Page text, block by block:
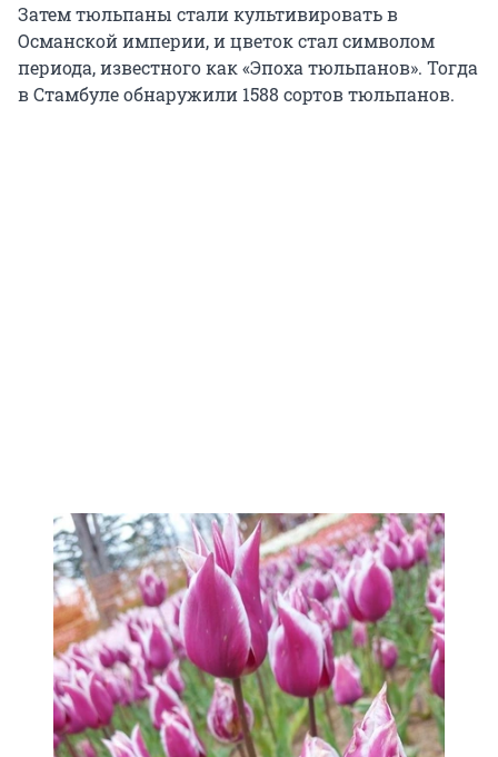
Затем тюльпаны стали культивировать в
Османской империи, и цветок стал символом
периода, известного как «Эпоха тюльпанов». Тогда
в Стамбуле обнаружили 1588 сортов тюльпанов.